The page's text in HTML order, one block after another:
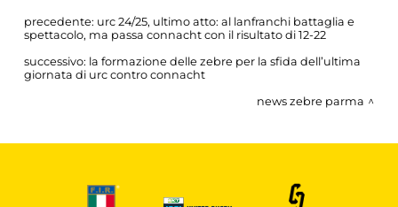
precedente: urc 24/25, ultimo atto: al lanfranchi battaglia e
spettacolo, ma passa connacht con il risultato di 12-22
successivo: la formazione delle zebre per la sfida dell’ultima
giornata di urc contro connacht
news zebre parma